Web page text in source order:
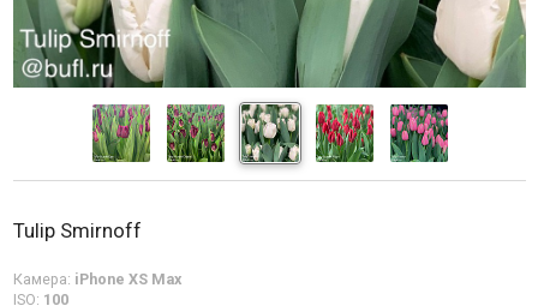
Tulip Smirnoff
Камера: iPhone XS Max
ISO: 100